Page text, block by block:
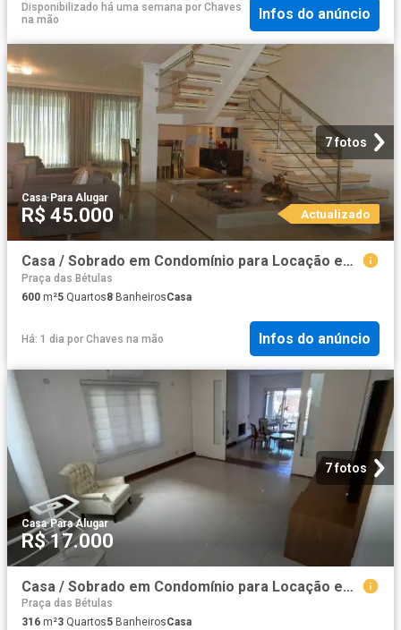
Disponibilizado há uma semana por Chaves
na mão
Infos do anúncio
7 fotos
Casa· Para Alugar
R$ 45.000 Actualizado
Casa / Sobrado em Condomínio para Locação em Barueri/SP Centro 5 Quartos
Praça das Bétulas
600 m²5 Quartos8 BanheirosCasa
Há: 1 dia por Chaves na mão Infos do anúncio
7 fotos
Casa·Para Alugar
R$ 17.000
Casa / Sobrado em Condomínio para Locação em Santana de Parnaíba/SP Alphaville 3 Quartos
Praça das Bétulas
316 m²3 Quartos5 BanheirosCasa